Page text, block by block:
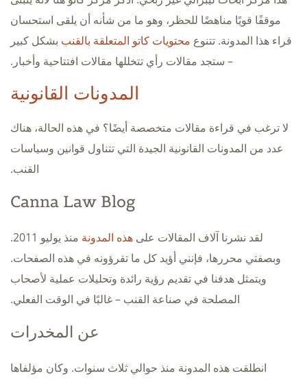
موقفًا قويًا مناهضًا للحظر، وهو ما من شأنه أن يلقى استحسان
قراء هذا المدونة. تتنوع محتويات كاتو المتعلقة بالقنب بشكل كبير
– ستجد مقالات رأي تتخللها مقالات افتتاحية وأخبار.
المدونات القانونية
لا ترغب في قراءة مقالات متخصصة أيضًا؟ في هذه الحالة، هناك
عدد من المدونات القانونية الجيدة التي تتناول قوانين وسياسات
القنب.
Canna Law Blog
لقد نشرنا آلاف المقالات على هذه المدونة
منذ يوليو 2011.
وبصفتي محررها، فإنني أؤيد كل ما تقرؤونه في هذه الصفحات.
ويتمثل هدفنا في تقديم رؤية رائدة وتحليلات عملية لأصحاب
المصلحة في صناعة القنب – غالبًا في الوقت الفعلي.
عن المخدرات
انطلقت هذه المدونة منذ حوالي ثلاث سنوات. وكان مؤلفاها